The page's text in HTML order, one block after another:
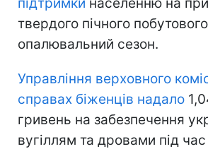
твердого пічного
опалювальний сезон.
Управління верховного
справах біженців надало
гривень на забезпечення
вугіллям та дровами під час